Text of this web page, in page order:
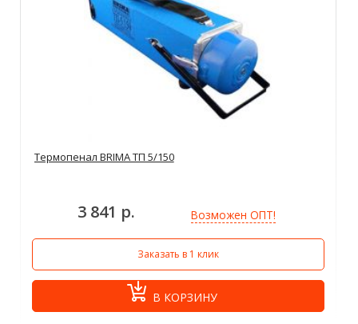
Термопенал BRIMA ТП 5/150
3 841 р. Возможен ОПТ!
Заказать в 1 клик
В КОРЗИНУ